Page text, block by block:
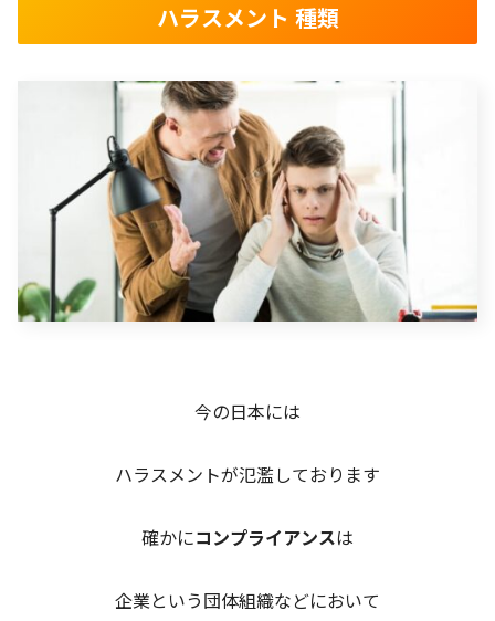
ハラスメント 種類
今の日本には
ハラスメントが氾濫しております
確かにコンプライアンスは
企業という団体組織などにおいて